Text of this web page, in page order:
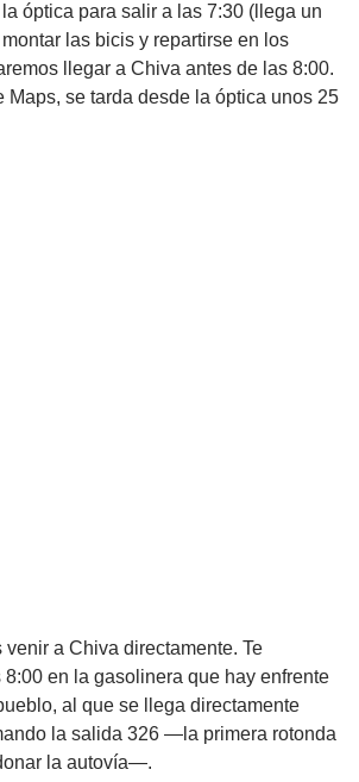
óptica para salir a las 7:30 (llega un
las bicis y repartirse en los
llegar a Chiva antes de las 8:00.
Maps, se tarda desde la óptica unos 25
venir a Chiva directamente. Te
en la gasolinera que hay enfrente
al que se llega directamente
la salida 326 —la primera rotonda
la autovía—.